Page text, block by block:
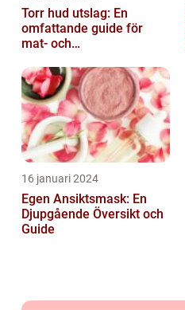
Torr hud utslag: En
omfattande guide för
mat- och
16 januari 2024
Egen Ansiktsmask: En
Djupgående Översikt och
Guide